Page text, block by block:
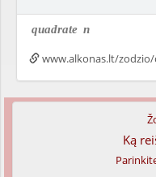
quadrate n
www.alkonas.lt/
Ką